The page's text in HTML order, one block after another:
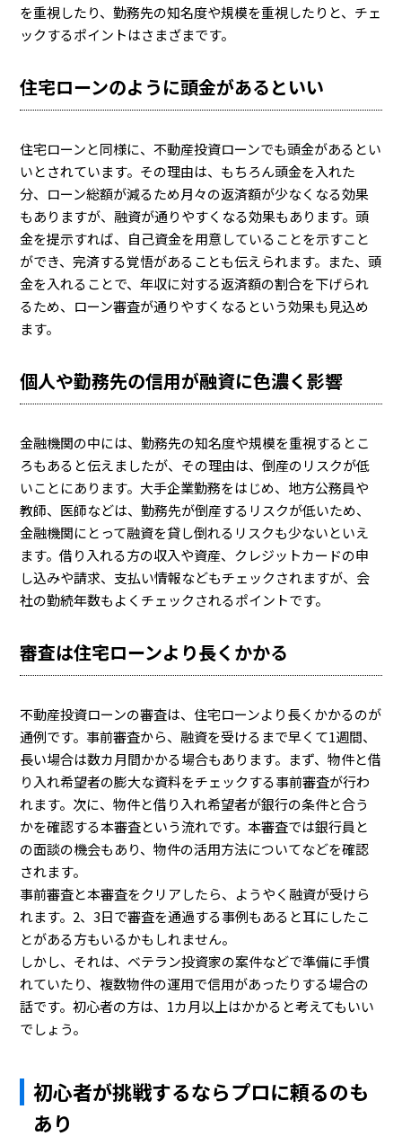
を重視したり、勤務先の知名度や規模を重視したりと、チェ
ックするポイントはさまざまです。
住宅ローンのように頭金があるといい
住宅ローンと同様に、不動産投資ローンでも頭金があるとい
いとされています。その理由は、もちろん頭金を入れた
分、ローン総額が減るため月々の返済額が少なくなる効果
もありますが、融資が通りやすくなる効果もあります。頭
金を提示すれば、自己資金を用意していることを示すこと
ができ、完済する覚悟があることも伝えられます。また、頭
金を入れることで、年収に対する返済額の割合を下げられ
るため、ローン審査が通りやすくなるという効果も見込め
ます。
個人や勤務先の信用が融資に色濃く影響
金融機関の中には、勤務先の知名度や規模を重視するとこ
ろもあると伝えましたが、その理由は、倒産のリスクが低
いことにあります。大手企業勤務をはじめ、地方公務員や
教師、医師などは、勤務先が倒産するリスクが低いため、
金融機関にとって融資を貸し倒れるリスクも少ないといえ
ます。借り入れる方の収入や資産、クレジットカードの申
し込みや請求、支払い情報などもチェックされますが、会
社の勤続年数もよくチェックされるポイントです。
審査は住宅ローンより長くかかる
不動産投資ローンの審査は、住宅ローンより長くかかるのが
通例です。事前審査から、融資を受けるまで早くて1週間、
長い場合は数カ月間かかる場合もあります。まず、物件と借
り入れ希望者の膨大な資料をチェックする事前審査が行わ
れます。次に、物件と借り入れ希望者が銀行の条件と合う
かを確認する本審査という流れです。本審査では銀行員と
の面談の機会もあり、物件の活用方法についてなどを確認
されます。
事前審査と本審査をクリアしたら、ようやく融資が受けら
れます。2、3日で審査を通過する事例もあると耳にしたこ
とがある方もいるかもしれません。
しかし、それは、ベテラン投資家の案件などで準備に手慣
れていたり、複数物件の運用で信用があったりする場合の
話です。初心者の方は、1カ月以上はかかると考えてもいい
でしょう。
初心者が挑戦するならプロに頼るのも
あり